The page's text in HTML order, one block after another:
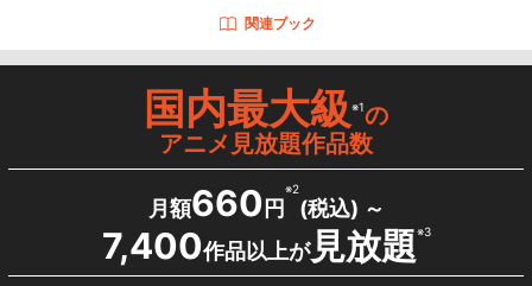
関連ブック
国内最大級※1の
アニメ見放題作品数
月額660 円
※2
(税込) ～
7,400作品以上が見放題※3